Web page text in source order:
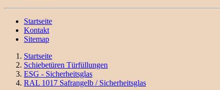
Startseite
Kontakt
Sitemap
Startseite
Schiebetüren Türfüllungen
ESG - Sicherheitsglas
RAL 1017 Safrangelb / Sicherheitsglas